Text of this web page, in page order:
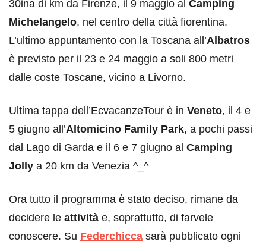
30ina di km da Firenze, il 9 maggio al Camping
Michelangelo, nel centro della città fiorentina.
L’ultimo appuntamento con la Toscana all’Albatros
è previsto per il 23 e 24 maggio a soli 800 metri
dalle coste Toscane, vicino a Livorno.
Ultima tappa dell’EcvacanzeTour è in Veneto, il 4 e
5 giugno all’Altomicino Family Park, a pochi passi
dal Lago di Garda e il 6 e 7 giugno al Camping
Jolly a 20 km da Venezia ^_^
Ora tutto il programma è stato deciso, rimane da
decidere le attività e, soprattutto, di farvele
conoscere. Su Federchicca sarà pubblicato ogni